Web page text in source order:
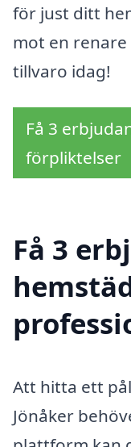
för just ditt
mot en
tillvaro idag!
Få 3
förpliktelser
Få 3
Att hitta ett
Jönåker